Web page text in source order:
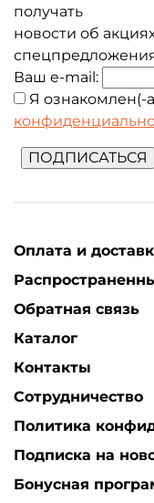
получать
новости об
Ваш e-mail:
Я ознакомлен(-
ПОДПИСАТЬСЯ
Оплата и
Обратная связь
Каталог
Контакты
Сотрудничество
Политика
Подписка на
Бонусная